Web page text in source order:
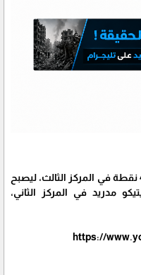
وبهذا الفوز، رفع برشلونة رصيده إلى 48 نقطة في المركز الثالث، ليصبح
مدريد في المركز الثاني،